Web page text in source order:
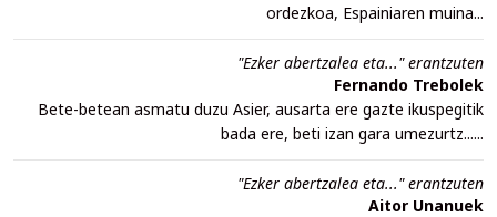
ordezkoa, Espainiaren muina...
"Ezker abertzalea eta..." erantzuten
Fernando Trebolek
Bete-betean asmatu duzu Asier, ausarta ere gazte ikuspegitik
bada ere, beti izan gara umezurtz......
"Ezker abertzalea eta..." erantzuten
Aitor Unanuek